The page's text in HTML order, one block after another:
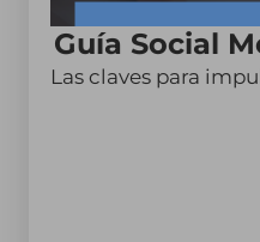
Guía Social
Las claves para